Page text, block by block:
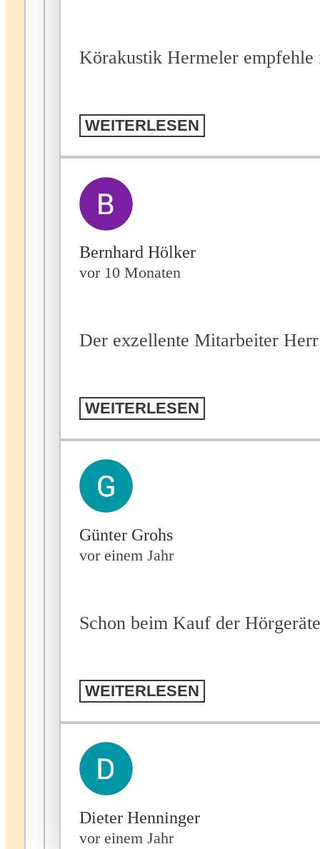
Körakustik Hermeler empfehle
WEITERLESEN
Bernhard Hölker
vor 10 Monaten
Der exzellente Mitarbeiter
WEITERLESEN
Günter Grohs
vor einem Jahr
Schon beim Kauf der
WEITERLESEN
Dieter Henninger
vor einem Jahr